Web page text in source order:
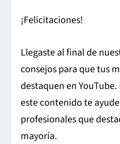
¡Felicitaciones!
Llegaste al final de
consejos para que tus
destaquen en
este contenido te
profesionales que
mayoría.